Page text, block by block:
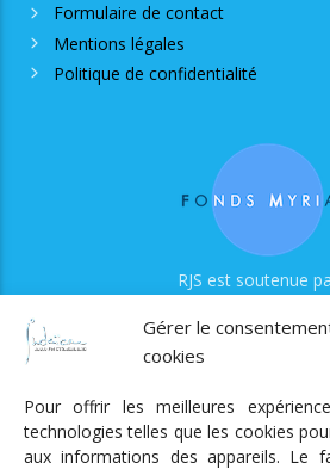
Gérer le
cookies
Pour offrir les meilleures
technologies telles que les cookies
aux informations des appareils. Le
Formulaire de contact
Mentions légales
Politique de confidentialité
RJS est soutenue